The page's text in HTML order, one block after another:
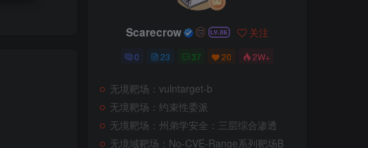
Scarecrow 关注
0 23 37 20 2W+
无境靶场：vulntarget-b
无境靶场：约束性委派
无境靶场：州弟学安全：三层综合渗透
无境域靶场：No-CVE-Range系列靶场B